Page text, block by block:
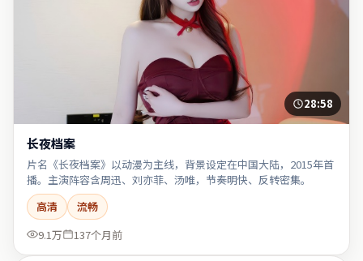
28:58
长夜档案
片名《长夜档案》以动漫为主线，背景设定在中国大陆，2015年首
播。主演阵容含周迅、刘亦菲、汤唯，节奏明快、反转密集。
高清
流畅
9.1万
137个月前